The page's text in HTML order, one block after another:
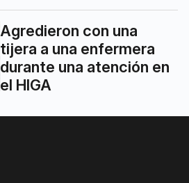
Agredieron con una
tijera a una enfermera
durante una atención en
el HIGA